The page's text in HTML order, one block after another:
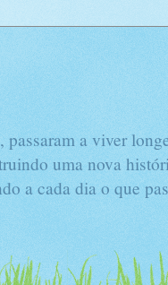
a viver
uma nova
a cada dia o que